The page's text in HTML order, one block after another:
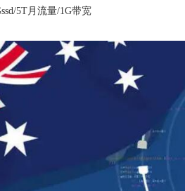
5T月流量/1G带宽